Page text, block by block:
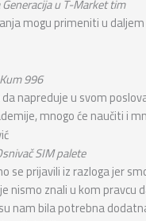
u T-Market tim
mogu primeniti u
996
napreduje u svom
mnogo će naučiti i
SIM palete
se prijavili iz razloga jer
nismo znali u kom pravcu
nam bila potrebna